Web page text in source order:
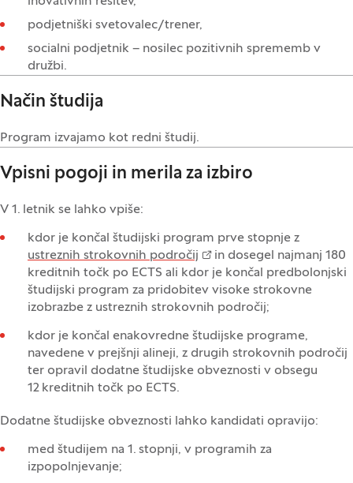
podjetniški svetovalec/trener,
socialni podjetnik – nosilec pozitivnih sprememb v
družbi.
Način študija
Program izvajamo kot redni študij.
Vpisni pogoji in merila za izbiro
V 1. letnik se lahko vpiše:
kdor je končal študijski program prve stopnje z
ustreznih strokovnih področij
in dosegel najmanj 180
kreditnih točk po ECTS ali kdor je končal predbolonjski
študijski program za pridobitev visoke strokovne
izobrazbe z ustreznih strokovnih področij;
kdor je končal enakovredne študijske programe,
navedene v prejšnji alineji, z drugih strokovnih področij
ter opravil dodatne študijske obveznosti v obsegu
12 kreditnih točk po ECTS.
Dodatne študijske obveznosti lahko kandidati opravijo:
med študijem na 1. stopnji, v programih za
izpopolnjevanje;